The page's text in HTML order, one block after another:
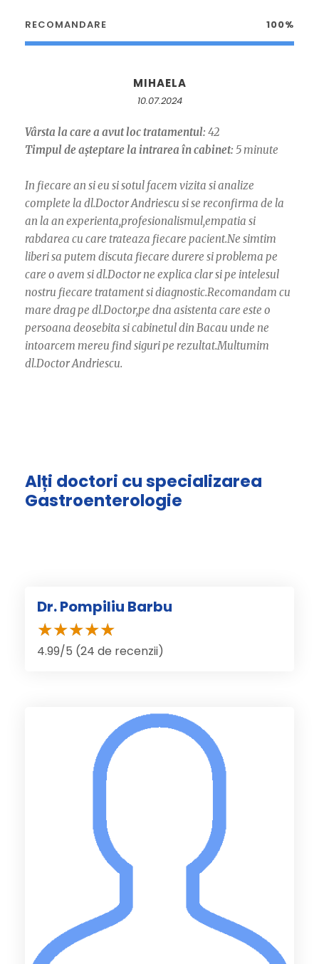
RECOMANDARE 100%
MIHAELA
10.07.2024
Vârsta la care a avut loc tratamentul: 42
Timpul de așteptare la intrarea în cabinet: 5 minute
In fiecare an si eu si sotul facem vizita si analize
complete la dl.Doctor Andriescu si se reconfirma de la
an la an experienta,profesionalismul,empatia si
rabdarea cu care trateaza fiecare pacient.Ne simtim
liberi sa putem discuta fiecare durere si problema pe
care o avem si dl.Doctor ne explica clar si pe intelesul
nostru fiecare tratament si diagnostic.Recomandam cu
mare drag pe dl.Doctor,pe dna asistenta care este o
persoana deosebita si cabinetul din Bacau unde ne
intoarcem mereu find siguri pe rezultat.Multumim
dl.Doctor Andriescu.
Alți doctori cu specializarea
Gastroenterologie
Dr. Pompiliu Barbu
4.99/5 (24 de recenzii)